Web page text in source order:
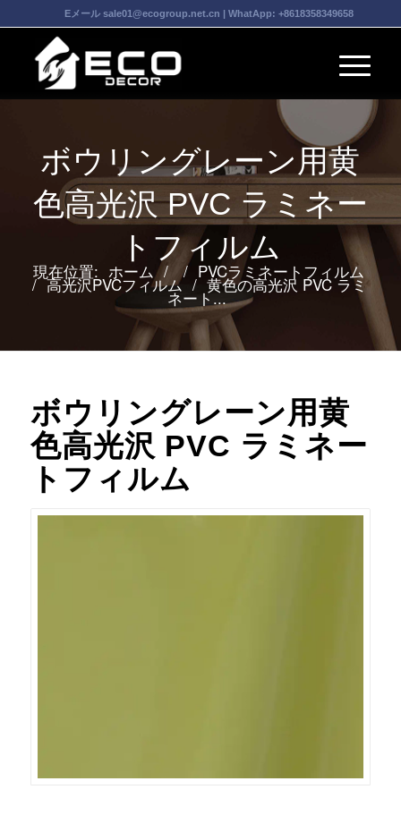
Eメールsale01@ecogroup.net.cn | WhatApp:+8618358349658
ボウリングレーン用黄
色高光沢 PVC ラミネー
トフィルム
現在位置: ホーム / / PVCラミネートフィルム
/ 高光沢PVCフィルム / 黄色の高光沢 PVC ラミ
ネート...
ボウリングレーン用黄
色高光沢 PVC ラミネー
トフィルム